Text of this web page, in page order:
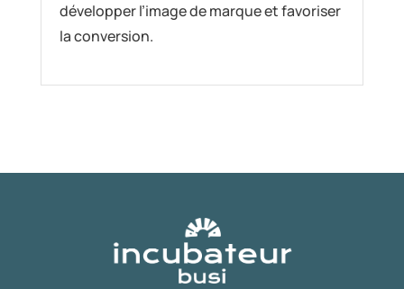
développer l’image de marque et favoriser
la conversion.